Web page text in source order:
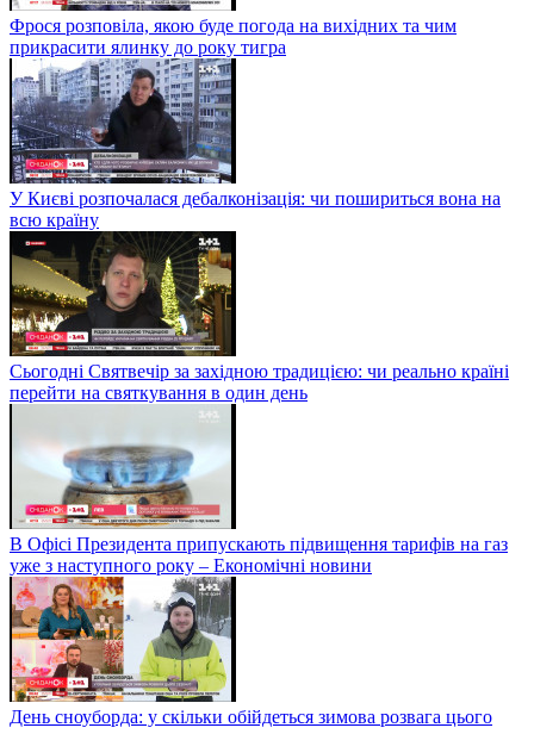
Фрося розповіла, якою буде погода на вихідних та чим
прикрасити ялинку до року тигра
У Києві розпочалася дебалконізація: чи пошириться вона на
всю країну
Сьогодні Святвечір за західною традицією: чи реально країні
перейти на святкування в один день
В Офісі Президента припускають підвищення тарифів на газ
уже з наступного року – Економічні новини
День сноуборда: у скільки обійдеться зимова розвага цього